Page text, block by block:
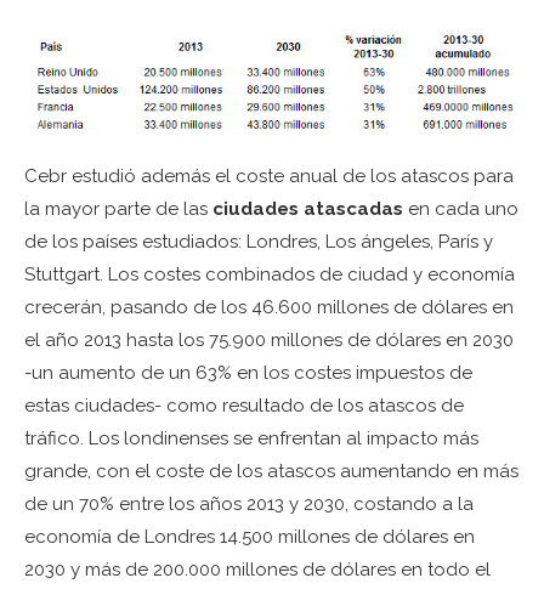
Cebr estudió además el coste anual de los atascos para
la mayor parte de las ciudades atascadas en cada uno
de los países estudiados: Londres, Los ángeles, París y
Stuttgart. Los costes combinados de ciudad y economía
crecerán, pasando de los 46.600 millones de dólares en
el año 2013 hasta los 75.900 millones de dólares en 2030
-un aumento de un 63% en los costes impuestos de
estas ciudades- como resultado de los atascos de
tráfico. Los londinenses se enfrentan al impacto más
grande, con el coste de los atascos aumentando en más
de un 70% entre los años 2013 y 2030, costando a la
economía de Londres 14.500 millones de dólares en
2030 y más de 200.000 millones de dólares en todo el